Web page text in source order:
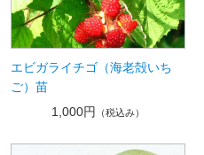
エビガライチゴ（海老殻いち
ご）苗
1,000円
（税込み）